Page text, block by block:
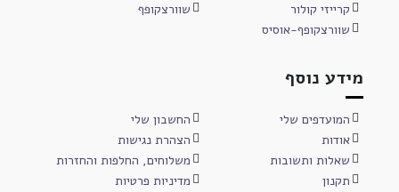
קרייזי קולור
שוורצקופף
שוורצקופף-אוסיס
מידע נוסף
המועדפים שלי
החשבון שלי
אודות
הצהרת נגישות
שאלות ותשובות
משלוחים, החלפות והחזרות
תקנון
מדיניות פרטיות